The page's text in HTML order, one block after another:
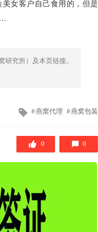
女客户自己食用的，但是
…
研究所）及本页链接。
文
签
燕窝代理 燕窝包装
0 0